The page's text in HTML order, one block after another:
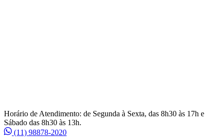
Horário de Atendimento: de Segunda à Sexta, das 8h30 às 17h e
Sábado das 8h30 às 13h.
(11) 98878-2020